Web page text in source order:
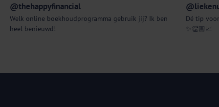
@thehappyfinancial
Welk online boekhoudprogramma gebruik jij? Ik ben
heel benieuwd!
Dé tip
✨👏🏼📈